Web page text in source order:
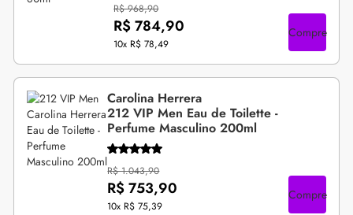
R$ 968,90
R$ 784,90
10x R$ 78,49
Compre
Carolina Herrera
212 VIP Men Eau de Toilette -
Perfume Masculino 200ml
R$ 1.043,90
R$ 753,90
10x R$ 75,39
Compre